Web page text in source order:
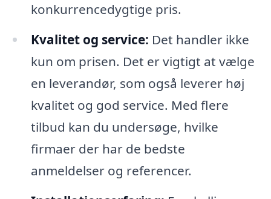
konkurrencedygtige pris.
Kvalitet og service: Det handler ikke
kun om prisen. Det er vigtigt at vælge
en leverandør, som også leverer høj
kvalitet og god service. Med flere
tilbud kan du undersøge, hvilke
firmaer der har de bedste
anmeldelser og referencer.